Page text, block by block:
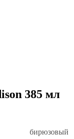
385 мл
бирюзовый